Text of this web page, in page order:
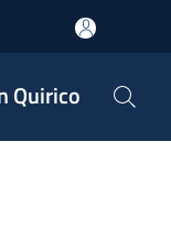
Quirico